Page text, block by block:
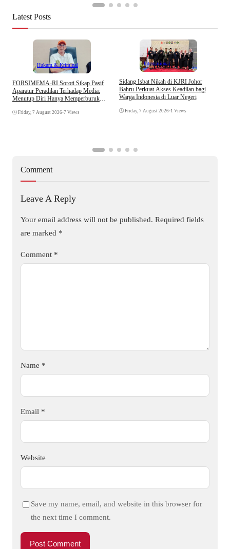
Latest Posts
Hukum & Kriminal
​FORSIMEMA-RI Soroti Sikap Pasif
Aparatur Peradilan Terhadap Media:
Menutup Diri Hanya Memperburuk
Friday, 7 August 2026•7 Views
Internasional
Sidang Isbat Nikah di KJRI Johor
Bahru Perkuat Akses Keadilan bagi
Warga Indonesia di Luar Negeri
Friday, 7 August 2026•1 Views
Comment
Leave A Reply
Your email address will not be published. Required fields
are marked *
Comment *
Name *
Email *
Website
Save my name, email, and website in this browser for
the next time I comment.